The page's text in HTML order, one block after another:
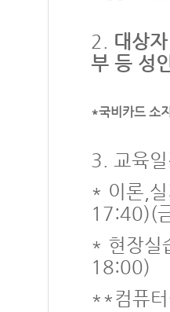
2. 대상자
부 등 성
*국비카드 소
3. 교육
* 이론,
17:40)(
* 현장
18:00)
**컴퓨터